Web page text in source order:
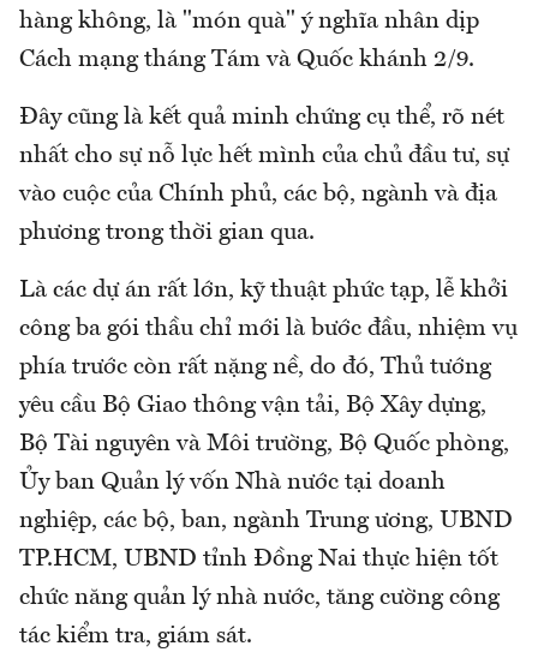
hàng không, là "món quà" ý nghĩa nhân dịp
Cách mạng tháng Tám và Quốc khánh 2/9.
Đây cũng là kết quả minh chứng cụ thể, rõ nét
nhất cho sự nỗ lực hết mình của chủ đầu tư, sự
vào cuộc của Chính phủ, các bộ, ngành và địa
phương trong thời gian qua.
Là các dự án rất lớn, kỹ thuật phức tạp, lễ khởi
công ba gói thầu chỉ mới là bước đầu, nhiệm vụ
phía trước còn rất nặng nề, do đó, Thủ tướng
yêu cầu Bộ Giao thông vận tải, Bộ Xây dựng,
Bộ Tài nguyên và Môi trường, Bộ Quốc phòng,
Ủy ban Quản lý vốn Nhà nước tại doanh
nghiệp, các bộ, ban, ngành Trung ương, UBND
TP.HCM, UBND tỉnh Đồng Nai thực hiện tốt
chức năng quản lý nhà nước, tăng cường công
tác kiểm tra, giám sát.